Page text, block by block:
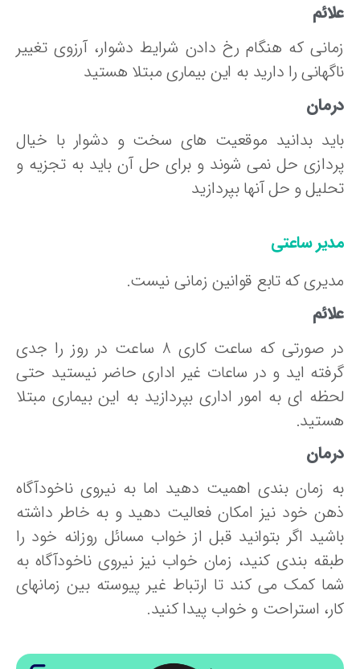
که هنگام رخ دادن شرایط دشوار، آرزوی تغییر
را دارید به این بیماری مبتلا هستید
بدانید موقعیت های سخت و دشوار با خیال
حل نمی شوند و برای حل آن باید به تجزیه و
و حل آنها بپردازید
ساعتی
که تابع قوانین زمانی نیست.
در صورتی که ساعت کاری 8 ساعت در روز را جدی
اید و در ساعات غیر اداری حاضر نیستید حتی
ای به امور اداری بپردازید به این بیماری مبتلا
زمان بندی اهمیت دهید اما به نیروی ناخودآگاه
خود نیز امکان فعالیت دهید و به خاطر داشته
اگر بتوانید قبل از خواب مسائل روزانه خود را
بندی کنید، زمان خواب نیز نیروی ناخودآگاه به
کمک می کند تا ارتباط غیر پیوسته بین زمانهای
استراحت و خواب پیدا کنید.